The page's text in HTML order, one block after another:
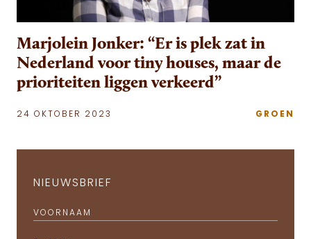
Marjolein Jonker: “Er is plek zat in
Nederland voor tiny houses, maar de
prioriteiten liggen verkeerd”
24 OKTOBER 2023 GROEN
NIEUWSBRIEF
VOORNAAM